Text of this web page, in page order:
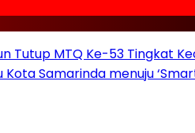
Tutup MTQ Ke-53 Tingkat
Samarinda menuju